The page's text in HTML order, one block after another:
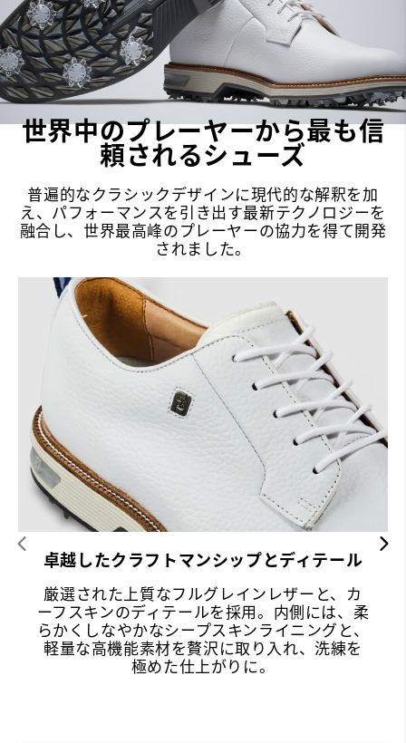
世界中のプレーヤーから最も信
頼されるシューズ
普遍的なクラシックデザインに現代的な解釈を加
え、パフォーマンスを引き出す最新テクノロジーを
融合し、世界最高峰のプレーヤーの協力を得て開発
されました。
卓越したクラフトマンシップとディテール
厳選された上質なフルグレインレザーと、カ
ーフスキンのディテールを採用。内側には、柔
らかくしなやかなシープスキンライニングと、
軽量な高機能素材を贅沢に取り入れ、洗練を
極めた仕上がりに。